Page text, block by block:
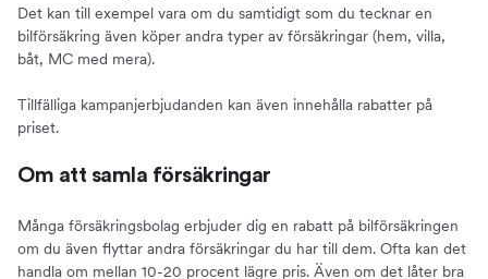
Det kan till exempel vara om du samtidigt som du tecknar en
bilförsäkring även köper andra typer av försäkringar (hem, villa,
båt, MC med mera).
Tillfälliga kampanjerbjudanden kan även innehålla rabatter på
priset.
Om att samla försäkringar
Många försäkringsbolag erbjuder dig en rabatt på bilförsäkringen
om du även flyttar andra försäkringar du har till dem. Ofta kan det
handla om mellan 10-20 procent lägre pris. Även om det låter bra